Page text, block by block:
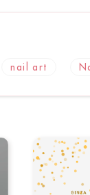
nail art